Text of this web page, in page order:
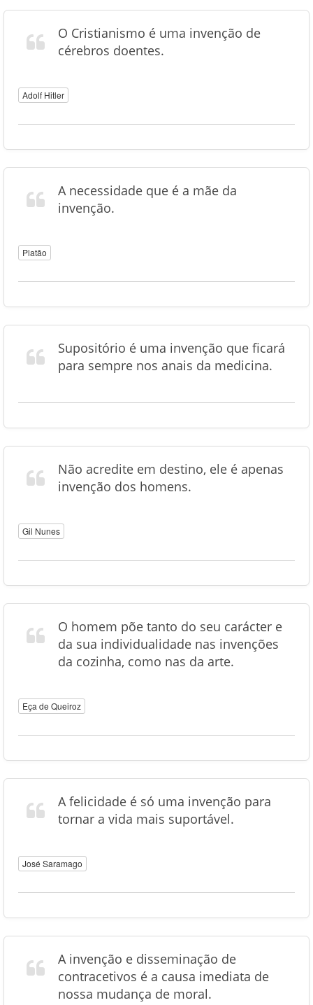
O Cristianismo é uma invenção de
cérebros doentes.
Adolf Hitler
A necessidade que é a mãe da
invenção.
Platão
Supositório é uma invenção que ficará
para sempre nos anais da medicina.
Não acredite em destino, ele é apenas
invenção dos homens.
Gil Nunes
O homem põe tanto do seu carácter e
da sua individualidade nas invenções
da cozinha, como nas da arte.
Eça de Queiroz
A felicidade é só uma invenção para
tornar a vida mais suportável.
José Saramago
A invenção e disseminação de
contracetivos é a causa imediata de
nossa mudança de moral.